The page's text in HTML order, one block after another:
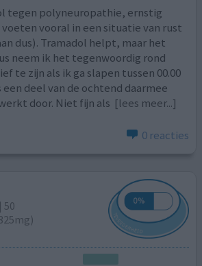
tegen polyneuropathie, ernstig
vooral in een situatie van rust
dus). Tramadol helpt, maar het
neem ik het tegenwoordig rond
te zijn als ik ga slapen tussen 00.00
een deel van de ochtend daarmee
door. Niet fijn als [lees meer...]
0 reacties
50